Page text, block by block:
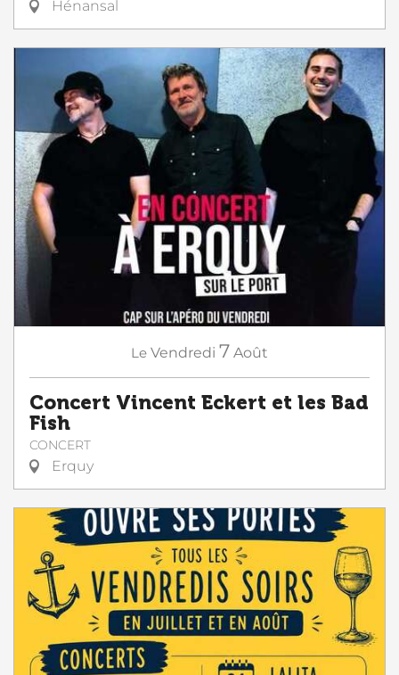
Hénansal
Le Vendredi 7 Août
Concert Vincent Eckert et les Bad
Fish
CONCERT
Erquy